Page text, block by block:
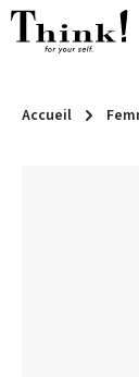
Passer au contenu
Accueil